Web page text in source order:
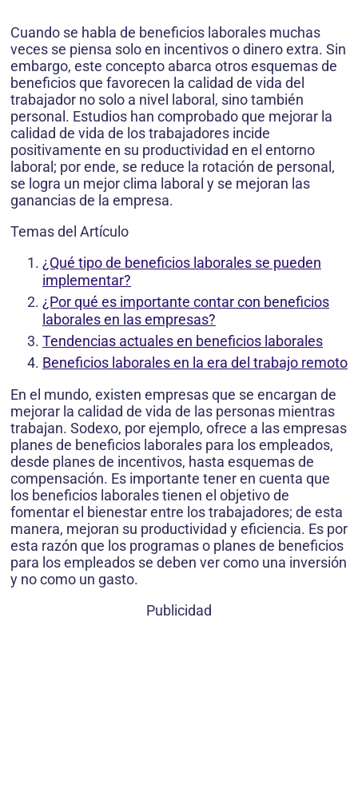
Cuando se habla de beneficios laborales muchas
veces se piensa solo en incentivos o dinero extra. Sin
embargo, este concepto abarca otros esquemas de
beneficios que favorecen la calidad de vida del
trabajador no solo a nivel laboral, sino también
personal. Estudios han comprobado que mejorar la
calidad de vida de los trabajadores incide
positivamente en su productividad en el entorno
laboral; por ende, se reduce la rotación de personal,
se logra un mejor clima laboral y se mejoran las
ganancias de la empresa.
Temas del Artículo
¿Qué tipo de beneficios laborales se pueden
implementar?
¿Por qué es importante contar con beneficios
laborales en las empresas?
Tendencias actuales en beneficios laborales
Beneficios laborales en la era del trabajo remoto
En el mundo, existen empresas que se encargan de
mejorar la calidad de vida de las personas mientras
trabajan. Sodexo, por ejemplo, ofrece a las empresas
planes de beneficios laborales para los empleados,
desde planes de incentivos, hasta esquemas de
compensación. Es importante tener en cuenta que
los beneficios laborales tienen el objetivo de
fomentar el bienestar entre los trabajadores; de esta
manera, mejoran su productividad y eficiencia. Es por
esta razón que los programas o planes de beneficios
para los empleados se deben ver como una inversión
y no como un gasto.
Publicidad